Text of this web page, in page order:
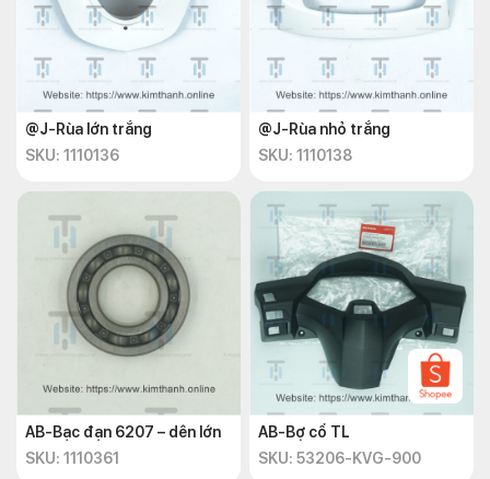
@J-Rùa lớn trắng
SKU: 1110136
@J-Rùa nhỏ trắng
SKU: 1110138
AB-Bạc đạn 6207 – dên lớn
SKU: 1110361
AB-Bợ cổ TL
SKU: 53206-KVG-900